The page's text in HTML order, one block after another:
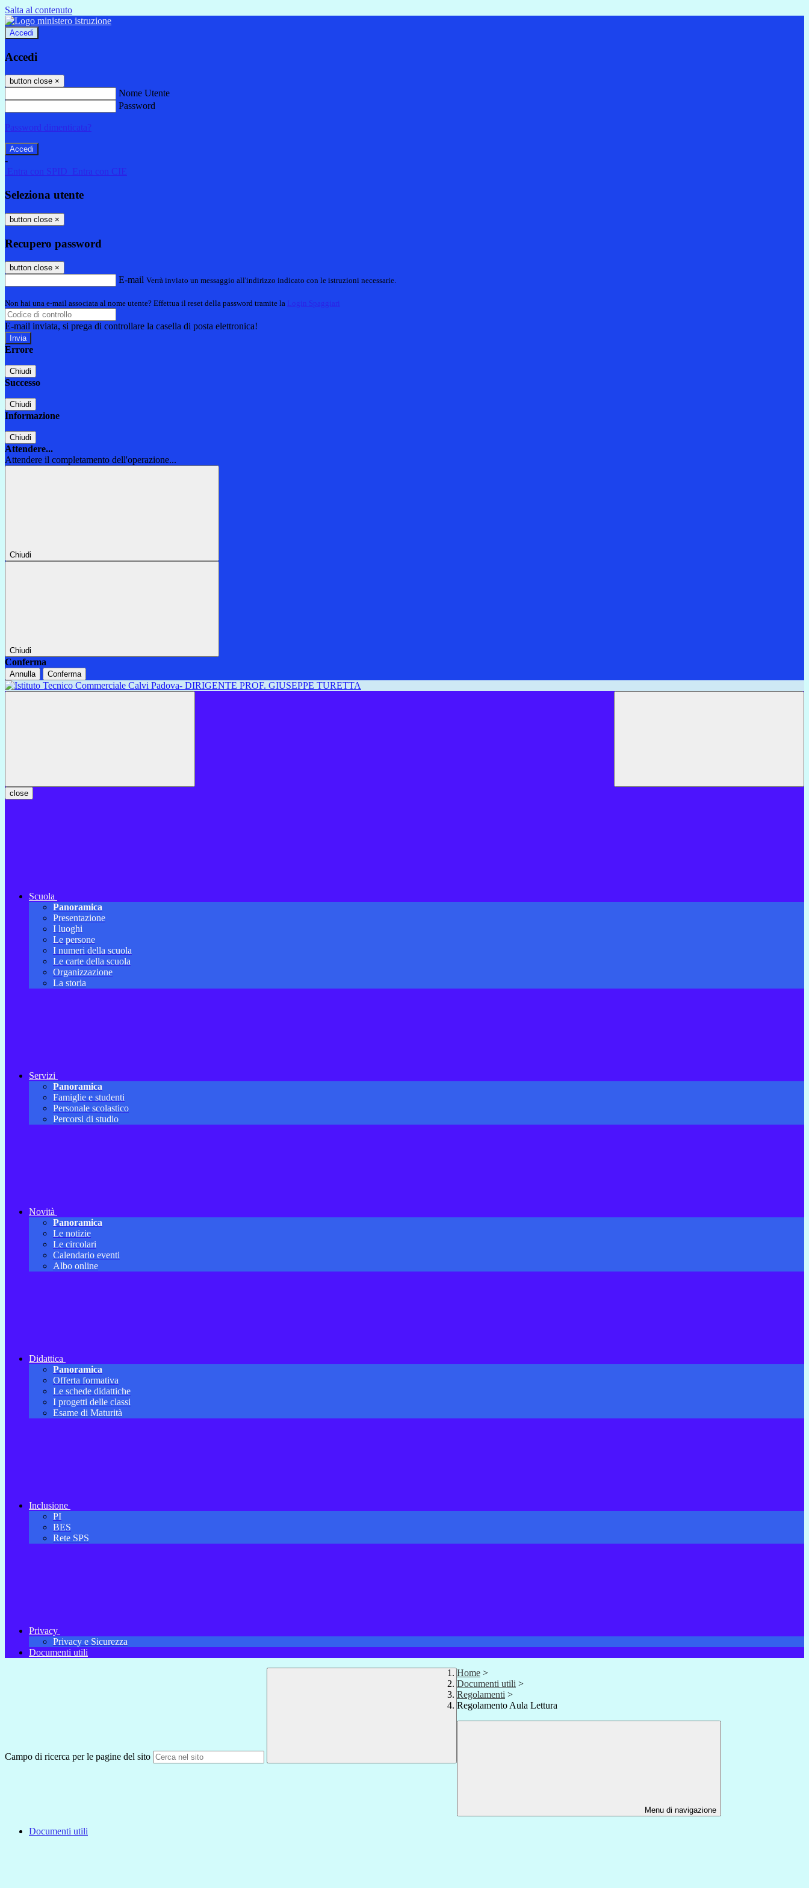
Salta al contenuto
Accedi
Accedi
button close ×
Nome Utente
Password
Password dimenticata?
-
Entra con SPID
Entra con CIE
Seleziona utente
button close ×
Recupero password
button close ×
E-mail Verrà inviato un messaggio all'indirizzo indicato con le istruzioni necessarie.
Non hai una e-mail associata al nome utente? Effettua il reset della password tramite la Login Spaggiari
E-mail inviata, si prega di controllare la casella di posta elettronica!
Errore
Chiudi
Successo
Chiudi
Informazione
Chiudi
Attendere...
Attendere il completamento dell'operazione...
Chiudi
Chiudi
Conferma
Annulla Conferma
close
Scuola
Panoramica
Presentazione
I luoghi
Le persone
I numeri della scuola
Le carte della scuola
Organizzazione
La storia
Servizi
Panoramica
Famiglie e studenti
Personale scolastico
Percorsi di studio
Novità
Panoramica
Le notizie
Le circolari
Calendario eventi
Albo online
Didattica
Panoramica
Offerta formativa
Le schede didattiche
I progetti delle classi
Esame di Maturità
Inclusione
PI
BES
Rete SPS
Privacy
Privacy e Sicurezza
Documenti utili
Campo di ricerca per le pagine del sito
Home >
Documenti utili >
Regolamenti >
Regolamento Aula Lettura
Menu di navigazione
Documenti utili